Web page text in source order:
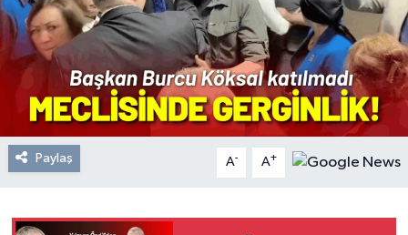
Paylaş A- A+